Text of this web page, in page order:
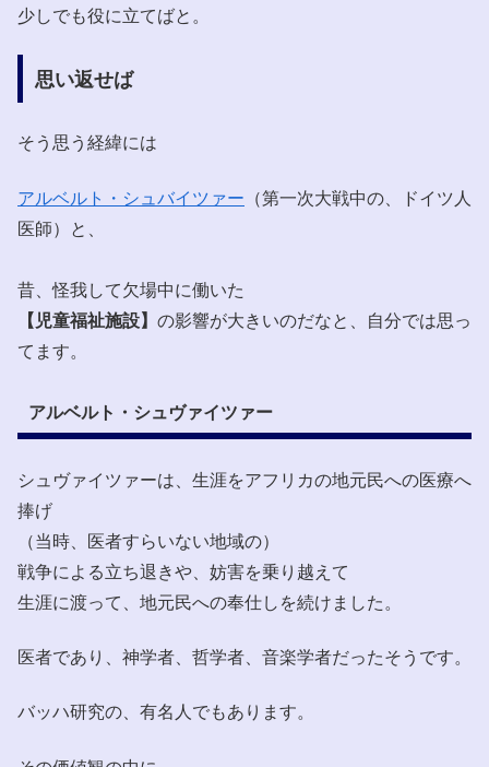
少しでも役に立てばと。
思い返せば
そう思う経緯には
アルベルト・シュバイツァー （第一次大戦中の、ドイツ人
医師）と、
昔、怪我して欠場中に働いた
【児童福祉施設】 の影響が大きいのだなと、自分では思っ
てます。
アルベルト・シュヴァイツァー
シュヴァイツァーは、生涯をアフリカの地元民への医療へ
捧げ
（当時、医者すらいない地域の）
戦争による立ち退きや、妨害を乗り越えて
生涯に渡って、地元民への奉仕しを続けました。
医者であり、神学者、哲学者、音楽学者だったそうです。
バッハ研究の、有名人でもあります。